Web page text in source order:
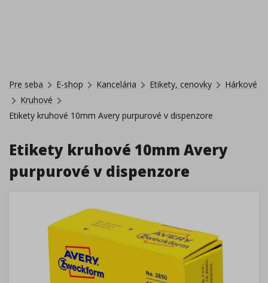
Pre seba E-shop Kancelária Etikety, cenovky
Hárkové
Kruhové
Etikety kruhové 10mm Avery purpurové v dispenzore
Etikety kruhové 10mm Avery
purpurové v dispenzore